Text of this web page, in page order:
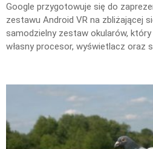
Google przygotowuje się do
zestawu Android VR na zbliżającej
samodzielny zestaw okularów,
własny procesor, wyświetlacz oraz